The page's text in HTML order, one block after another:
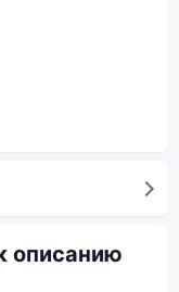
описанию